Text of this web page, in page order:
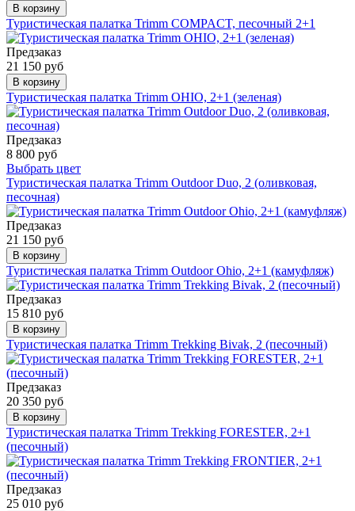
В корзину
Туристическая палатка Trimm COMPACT, песочный 2+1
Предзаказ
21 150 руб
В корзину
Туристическая палатка Trimm OHIO, 2+1 (зеленая)
Предзаказ
8 800 руб
Выбрать цвет
Туристическая палатка Trimm Outdoor Duo, 2 (оливковая,
песочная)
Предзаказ
21 150 руб
В корзину
Туристическая палатка Trimm Outdoor Ohio, 2+1 (камуфляж)
Предзаказ
15 810 руб
В корзину
Туристическая палатка Trimm Trekking Bivak, 2 (песочный)
Предзаказ
20 350 руб
В корзину
Туристическая палатка Trimm Trekking FORESTER, 2+1
(песочный)
Предзаказ
25 010 руб